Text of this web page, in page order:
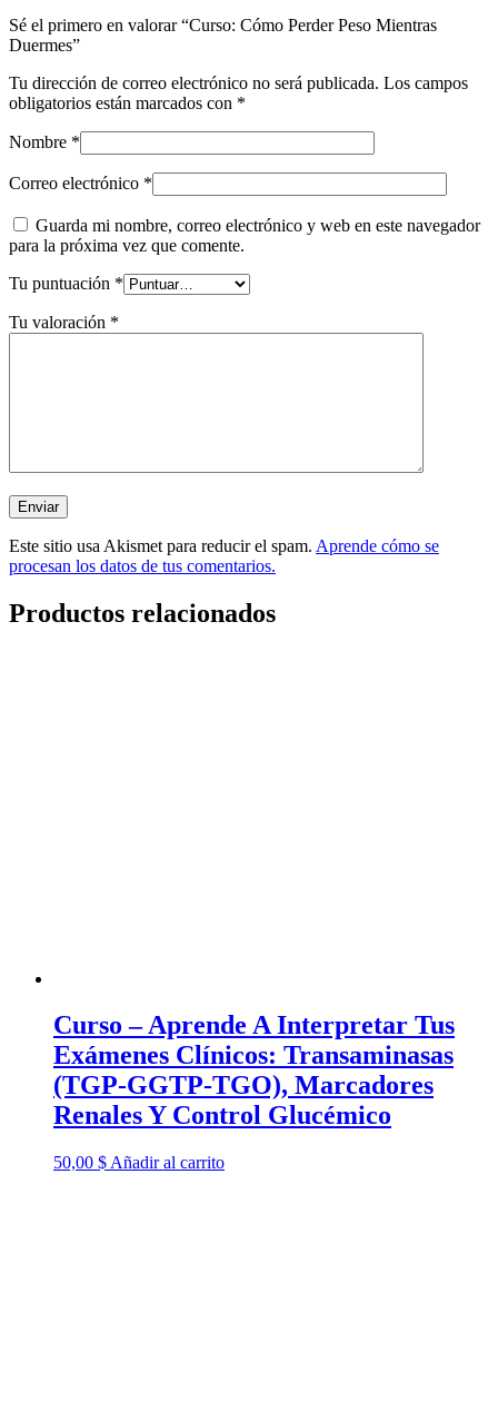
Sé el primero en valorar “Curso: Cómo Perder Peso Mientras
Duermes”
Tu dirección de correo electrónico no será publicada. Los campos
obligatorios están marcados con *
Nombre *
Correo electrónico *
Guarda mi nombre, correo electrónico y web en este navegador
para la próxima vez que comente.
Tu puntuación *
Tu valoración *
Este sitio usa Akismet para reducir el spam. Aprende cómo se
procesan los datos de tus comentarios.
Productos relacionados
Curso – Aprende A Interpretar Tus
Exámenes Clínicos: Transaminasas
(TGP-GGTP-TGO), Marcadores
Renales Y Control Glucémico
50,00 $ Añadir al carrito